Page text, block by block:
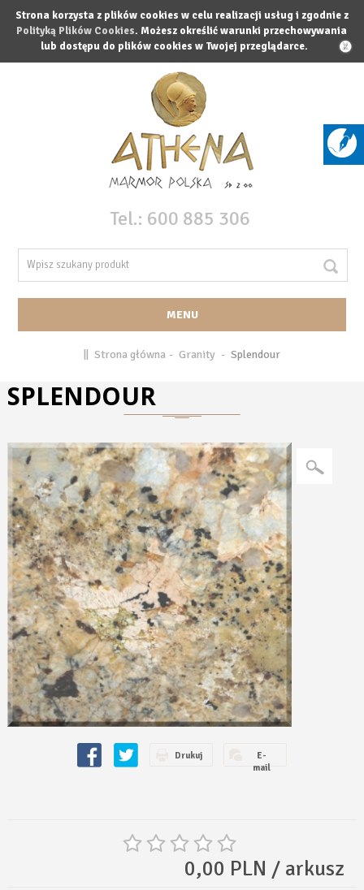
Strona korzysta z plików cookies w celu realizacji usług i zgodnie z
Polityką Plików Cookies. Możesz określić warunki przechowywania
lub dostępu do plików cookies w Twojej przeglądarce.
X
Tel.: 600 885 306
MENU
Strona główna - Granity - Splendour
SPLENDOUR
Drukuj
E-
mail
0,00 PLN / arkusz